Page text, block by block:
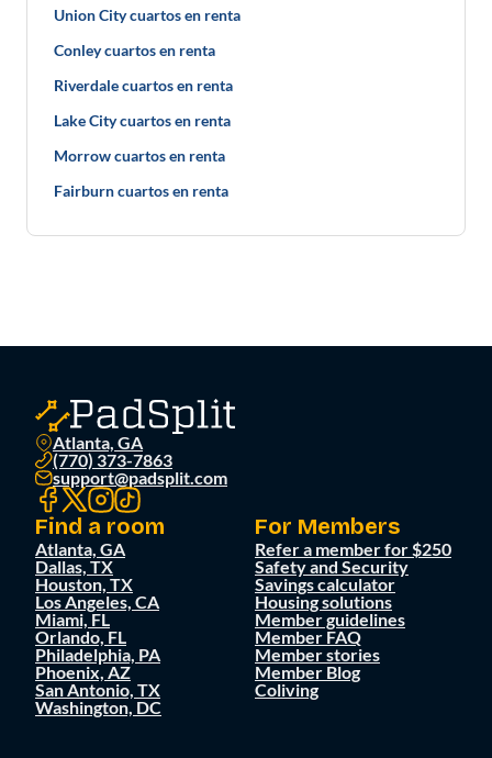
Union City cuartos en renta
Conley cuartos en renta
Riverdale cuartos en renta
Lake City cuartos en renta
Morrow cuartos en renta
Fairburn cuartos en renta
Atlanta, GA
(770) 373-7863
support@padsplit.com
Find a room
Atlanta, GA
Dallas, TX
Houston, TX
Los Angeles, CA
Miami, FL
Orlando, FL
Philadelphia, PA
Phoenix, AZ
San Antonio, TX
Washington, DC
For Members
Refer a member for $250
Safety and Security
Savings calculator
Housing solutions
Member guidelines
Member FAQ
Member stories
Member Blog
Coliving